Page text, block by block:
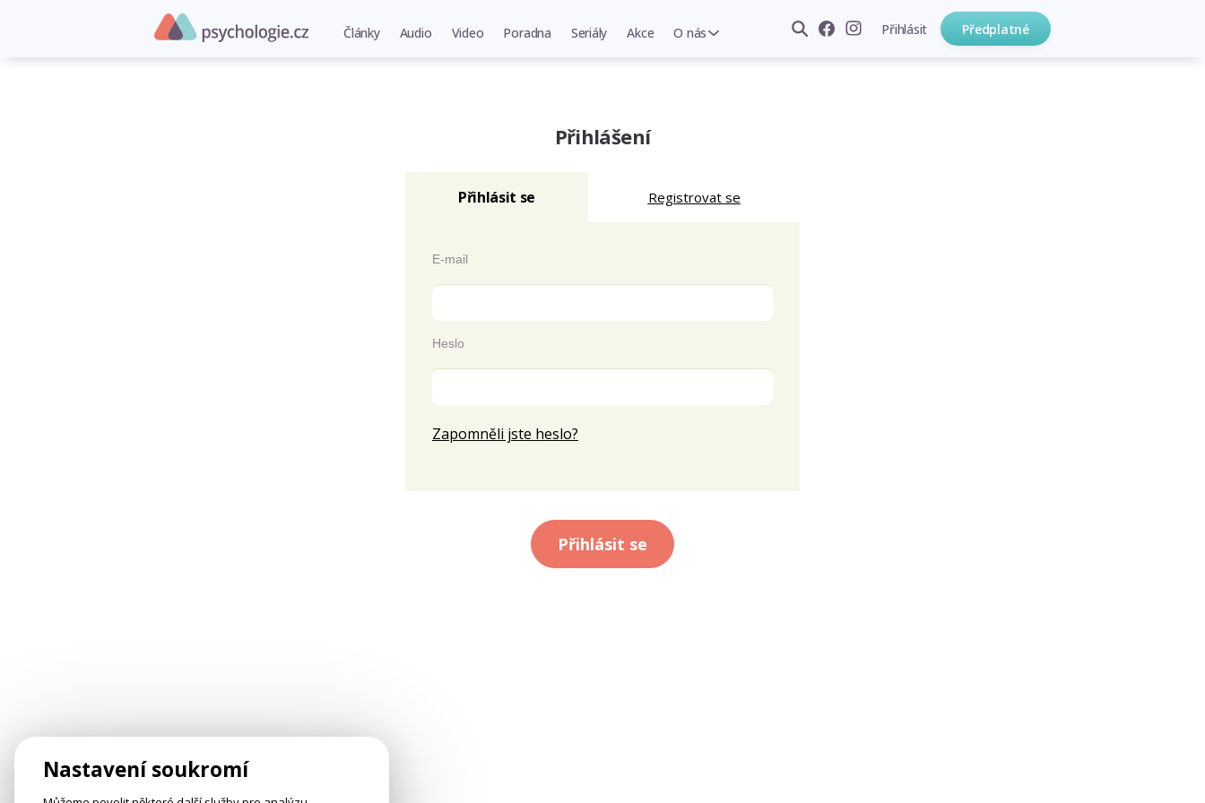
Články Audio Video Poradna Seriály Akce O nás Přihlásit Předplatné
Přihlášení
Přihlásit se Registrovat se
E-mail
Heslo
Zapomněli jste heslo?
Přihlásit se
Nastavení soukromí